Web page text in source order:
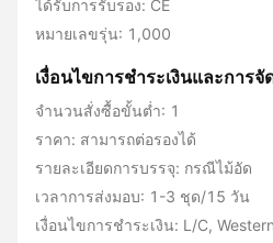
ได้รับการรับรอง: CE
หมายเลขรุ่น: 1,000
เงื่อนไขการชําระเงินและการจั
จำนวนสั่งซื้อขั้นต่ำ: 1
ราคา: สามารถต่อรองได้
รายละเอียดการบรรจุ: กรณีไม้อัด
เวลาการส่งมอบ: 1-3 ชุด/15 วัน
เงื่อนไขการชำระเงิน: L/C,